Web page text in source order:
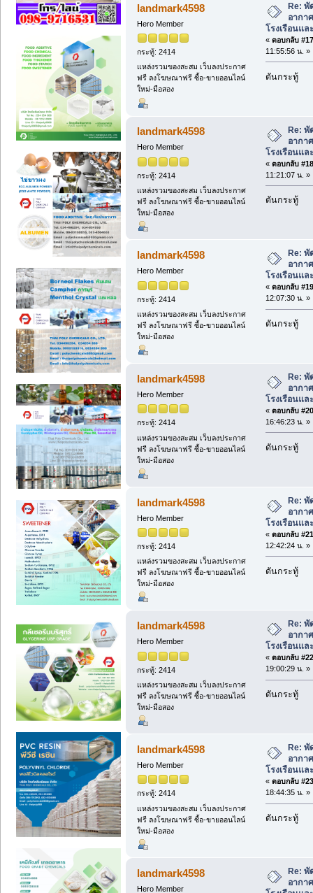
landmark4598
Hero Member
กระทู้: 2414
แหล่งรวมของสะสม เว็บลงประกาศ
ฟรี ลงโฆษณาฟรี ซื้อ-ขายออนไลน์
ใหม่-มือสอง
Re: พั
อากา
โรงเรือนแ
« ตอบกลับ
11:55:56 น. »
ดันกระทู้
landmark4598
Hero Member
กระทู้: 2414
แหล่งรวมของสะสม เว็บลงประกาศ
ฟรี ลงโฆษณาฟรี ซื้อ-ขายออนไลน์
ใหม่-มือสอง
Re: พั
อากา
โรงเรือนแ
« ตอบกลับ
11:21:07 น. »
ดันกระทู้
landmark4598
Hero Member
กระทู้: 2414
แหล่งรวมของสะสม เว็บลงประกาศ
ฟรี ลงโฆษณาฟรี ซื้อ-ขายออนไลน์
ใหม่-มือสอง
Re:
อากา
โรงเรือนแ
« ตอบกลับ
12:07:30 น. »
ดันกระทู้
landmark4598
Hero Member
กระทู้: 2414
แหล่งรวมของสะสม เว็บลงประกาศ
ฟรี ลงโฆษณาฟรี ซื้อ-ขายออนไลน์
ใหม่-มือสอง
Re:
อากา
โรงเรือนแ
« ตอบกลับ
16:46:23 น. »
ดันกระทู้
landmark4598
Hero Member
กระทู้: 2414
แหล่งรวมของสะสม เว็บลงประกาศ
ฟรี ลงโฆษณาฟรี ซื้อ-ขายออนไลน์
ใหม่-มือสอง
Re: พั
อากา
โรงเรือนแ
« ตอบกลับ
12:42:24 น. »
ดันกระทู้
landmark4598
Hero Member
กระทู้: 2414
แหล่งรวมของสะสม เว็บลงประกาศ
ฟรี ลงโฆษณาฟรี ซื้อ-ขายออนไลน์
ใหม่-มือสอง
Re:
อากา
โรงเรือนแ
« ตอบกลับ
19:00:29 น. »
ดันกระทู้
landmark4598
Hero Member
กระทู้: 2414
แหล่งรวมของสะสม เว็บลงประกาศ
ฟรี ลงโฆษณาฟรี ซื้อ-ขายออนไลน์
ใหม่-มือสอง
Re:
อากา
โรงเรือนแ
« ตอบกลับ
18:44:35 น. »
ดันกระทู้
landmark4598
Hero Member
Re:
อากา